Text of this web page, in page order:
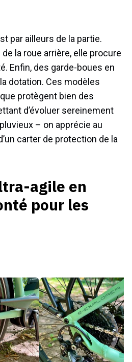
par ailleurs de la partie.
la roue arrière, elle procure
Enfin, des garde-boues en
dotation. Ces modèles
protègent bien des
d’évoluer sereinement
– on apprécie au
carter de protection de la
agile en
pour les